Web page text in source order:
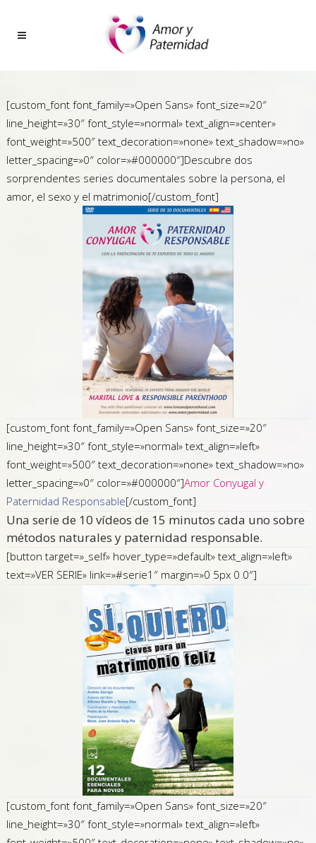
[custom_font font_family=»Open Sans» font_size=»20″
line_height=»30″ font_style=»normal» text_align=»center»
font_weight=»500″ text_decoration=»none» text_shadow=»no»
letter_spacing=»0″ color=»#000000″]Descubre dos
sorprendentes series documentales sobre la persona, el
amor, el sexo y el matrimonio[/custom_font]
[custom_font font_family=»Open Sans» font_size=»20″
line_height=»30″ font_style=»normal» text_align=»left»
font_weight=»500″ text_decoration=»none» text_shadow=»no»
letter_spacing=»0″ color=»#000000″]Amor Conyugal y
Paternidad Responsable[/custom_font]
Una serie de 10 vídeos de 15 minutos cada uno sobre
métodos naturales y paternidad responsable.
[button target=»_self» hover_type=»default» text_align=»left»
text=»VER SERIE» link=»#serie1″ margin=»0 5px 0 0″]
[custom_font font_family=»Open Sans» font_size=»20″
line_height=»30″ font_style=»normal» text_align=»left»